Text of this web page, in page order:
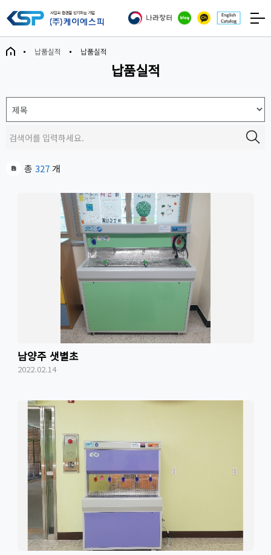
납품실적 납품실적
납품실적
총 327개
남양주 샛별초
2022.02.14